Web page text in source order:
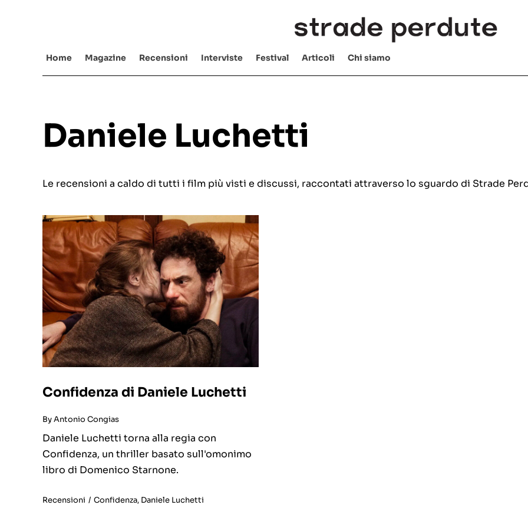
Home Magazine Recensioni Interviste Festival Articoli Chi siamo
Daniele Luchetti
Le recensioni a caldo di tutti i film più visti e discussi, raccontati attraverso lo sguardo di Strade
Confidenza di Daniele Luchetti
ByAntonio Congias
Daniele Luchetti torna alla regia con
Confidenza, un thriller basato sull'omonimo
libro di Domenico Starnone.
Recensioni / Confidenza, Daniele Luchetti